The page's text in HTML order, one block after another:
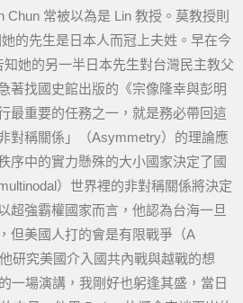
常被以為是 Lin 教授。莫教授則
的先生是日本人而冠上夫姓。早在今
她的另一半日本先生對台灣民主教父
著找國史館出版的《宗像隆幸與彭明
最重要的任務之一，就是務必帶回這
對稱關係」（Asymmetry）的理論應
序中的實力懸殊的大小國家決定了國
）世界裡的非對稱關係將決定
超強霸權國家而言，他認為台海一旦
但美國人打的會是有限戰爭（A
研究美國介入國共內戰與越戰的想
一場演講，我剛好也躬逢其盛，當日